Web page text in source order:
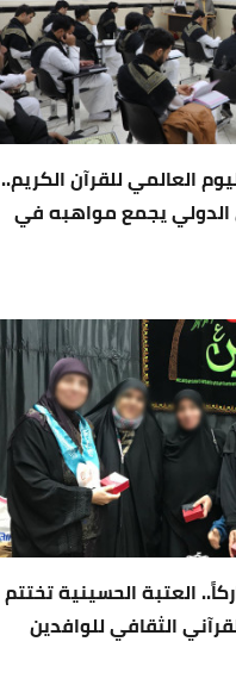
العالمي للقرآن الكريم..
الدولي يجمع مواهبه في
مشاركاً.. العتبة الحسينية تختتم
الثقافي للوافدين